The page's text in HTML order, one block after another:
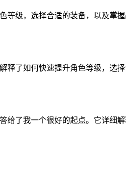
级，选择合适的装备，以及掌
释了如何快速提升角色等级，选
了我一个很好的起点。它详细